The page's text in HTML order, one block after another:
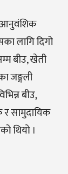
आनुवंशिक
लागि दिगो
बीउ, खेती
जङ्गली
बीउ,
सामुदायिक
थियो ।